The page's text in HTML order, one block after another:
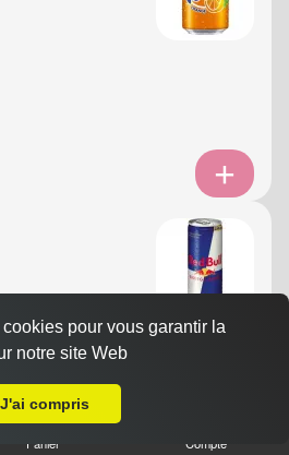
Panier Compte
pour vous garantir la
notre site Web
J'ai compris